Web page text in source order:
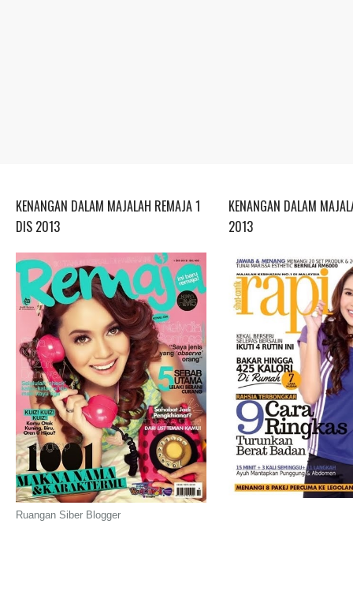
KENANGAN DALAM MAJALAH REMAJA 1
DIS 2013
Ruangan Siber Blogger
KENANGAN DALAM
2013